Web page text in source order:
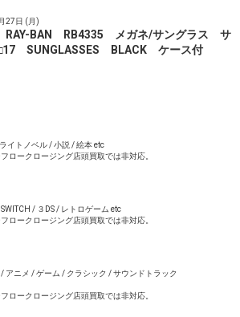
27日 (月)
】RAY-BAN RB4335 メガネ/サングラス サ
SUNGLASSES BLACK ケース付
イトノベル / 小説 / 絵本 etc
ロークロージング店頭買取では非対応。
SWITCH / ３DS / レトロゲーム etc
ロークロージング店頭買取では非対応。
アニメ / ゲーム / クラシック / サウンドトラック
ロークロージング店頭買取では非対応。